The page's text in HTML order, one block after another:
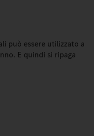
può essere utilizzato a
E quindi si ripaga